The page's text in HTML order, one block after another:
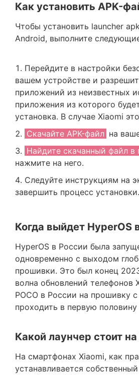
Как установить APK-
Чтобы установить launcher
Android, выполните
Перейдите в настройки
вашем устройстве и
приложений из неизвестных
приложения из которого
установка. В случае Xiaomi это
Скачайте APK-файл на
Найдите скачанный файл в
нажмите на него.
Следуйте инструкциям на
завершить процесс установки.
Когда выйдет HyperOS
HyperOS в России была
одновременно с выходом
прошивки. Это был конец
волна обновлений телефонов
POCO в России на прошивку
проходить в первую
Какой лаунчер стоит
На смартфонах Xiaomi, как
устанавливается